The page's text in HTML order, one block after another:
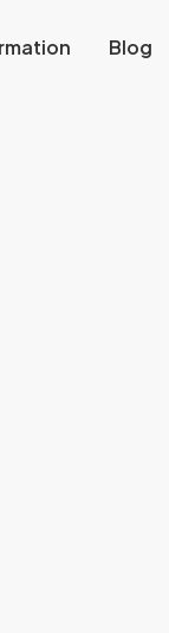
Blog